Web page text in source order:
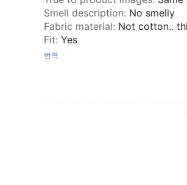
Smell description: No smelly
Fabric material: Not cotton..
Fit: Yes
번역